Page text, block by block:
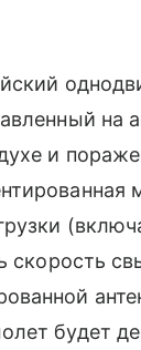
и
скорость
будет